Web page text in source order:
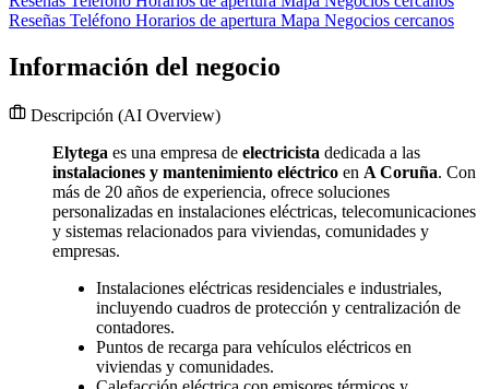
Reseñas Teléfono Horarios de apertura Mapa Negocios cercanos
Información del negocio
Descripción (AI Overview)
Elytega es una empresa de electricista dedicada a las
instalaciones y mantenimiento eléctrico en A Coruña. Con
más de 20 años de experiencia, ofrece soluciones
personalizadas en instalaciones eléctricas, telecomunicaciones
y sistemas relacionados para viviendas, comunidades y
empresas.
Instalaciones eléctricas residenciales e industriales,
incluyendo cuadros de protección y centralización de
contadores.
Puntos de recarga para vehículos eléctricos en
viviendas y comunidades.